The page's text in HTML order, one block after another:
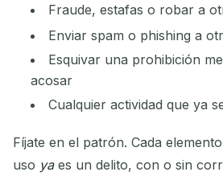
Fraude, estafas o robar a
Enviar spam o phishing a
Esquivar una prohibición
acosar
Cualquier actividad que ya
Fíjate en el patrón. Cada
uso yaes un delito, con o sin